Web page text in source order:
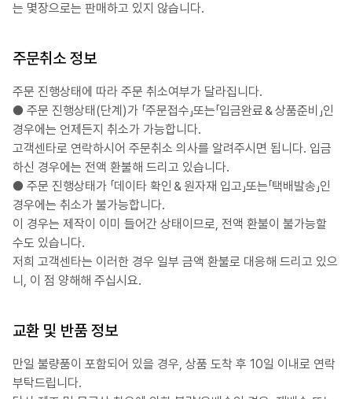
는 몇장으로는 판매하고 있지 않습니다.
주문취소 정보
주문 진행상태에 따라 주문 취소여부가 달라집니다.
● 주문 진행상태(단계)가 「주문접수」또는「입금완료＆상품준비」인
경우에는 언제든지 취소가 가능합니다.
고객센타로 연락하시어 주문취소 의사를 알려주시면 됩니다. 입금
하신 경우에는 전액 환불해 드리고 있습니다.
● 주문 진행상태가 「데이타 확인＆원자재 입고」또는「택배발송」인
경우에는 취소가 불가능합니다.
이 경우는 제작이 이미 들어간 상태이므로, 전액 환불이 불가능할
수도 있습니다.
저희 고객센타는 이러한 경우 일부 금액 환불로 대응해 드리고 있으
니, 이 점 양해해 주십시요.
교환 및 반품 정보
만일 불량품이 포함되어 있을 경우, 상품 도착 후 10일 이내로 연락
부탁드립니다.